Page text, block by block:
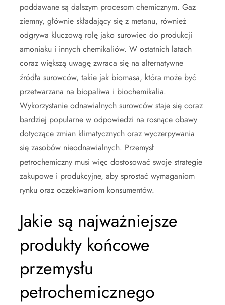
poddawane są dalszym procesom chemicznym. Gaz
ziemny, głównie składający się z metanu, również
odgrywa kluczową rolę jako surowiec do produkcji
amoniaku i innych chemikaliów. W ostatnich latach
coraz większą uwagę zwraca się na alternatywne
źródła surowców, takie jak biomasa, która może być
przetwarzana na biopaliwa i biochemikalia.
Wykorzystanie odnawialnych surowców staje się coraz
bardziej popularne w odpowiedzi na rosnące obawy
dotyczące zmian klimatycznych oraz wyczerpywania
się zasobów nieodnawialnych. Przemysł
petrochemiczny musi więc dostosować swoje strategie
zakupowe i produkcyjne, aby sprostać wymaganiom
rynku oraz oczekiwaniom konsumentów.
Jakie są najważniejsze
produkty końcowe
przemysłu
petrochemicznego